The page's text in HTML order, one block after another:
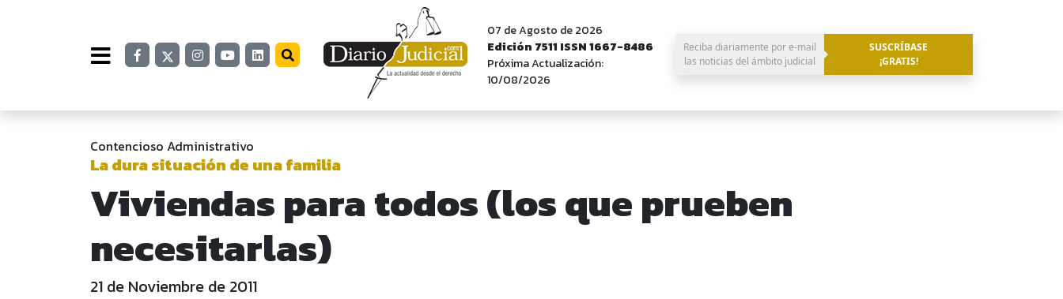
07 de Agosto de 2026
Edición 7511 ISSN 1667-8486
Próxima Actualización:
10/08/2026
Reciba diariamente por e-mail
las noticias del ámbito judicial
SUSCRÍBASE
¡GRATIS!
Contencioso Administrativo
La dura situación de una familia
Viviendas para todos (los que prueben
necesitarlas)
21 de Noviembre de 2011